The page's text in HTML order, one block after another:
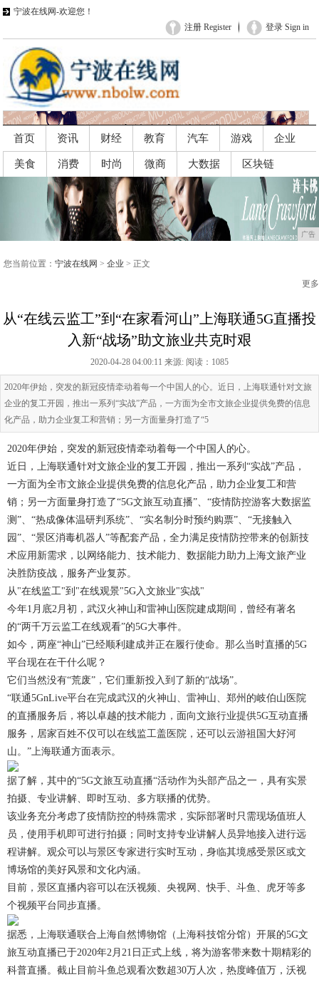
宁波在线网-欢迎您！
登录 Sign in
注册 Register
首页 资讯 财经 教育 汽车 游戏 企业
美食 消费 时尚 微商 大数据 区块链
广告
您当前位置： 宁波在线网 > 企业 > 正文
更多
从“在线云监工”到“在家看河山”上海联通5G直播投
入新“战场”助文旅业共克时艰
2020-04-28 04:00:11 来源: 阅读：1085
2020年伊始，突发的新冠疫情牵动着每一个中国人的心。近日，上海联通针对文旅
企业的复工开园，推出一系列“实战”产品，一方面为全市文旅企业提供免费的信息
化产品，助力企业复工和营销；另一方面量身打造了“5
2020年伊始，突发的新冠疫情牵动着每一个中国人的心。
近日，上海联通针对文旅企业的复工开园，推出一系列“实战”产品，
一方面为全市文旅企业提供免费的信息化产品，助力企业复工和营
销；另一方面量身打造了“5G文旅互动直播”、“疫情防控游客大数据监
测”、“热成像体温研判系统”、“实名制分时预约购票”、“无接触入
园”、“景区消毒机器人”等配套产品，全力满足疫情防控带来的创新技
术应用新需求，以网络能力、技术能力、数据能力助力上海文旅产业
决胜防疫战，服务产业复苏。
从"在线监工"到"在线观景"5G入文旅业"实战"
今年1月底2月初，武汉火神山和雷神山医院建成期间，曾经有著名
的“两千万云监工在线观看”的5G大事件。
如今，两座“神山”已经顺利建成并正在履行使命。那么当时直播的5G
平台现在在干什么呢？
它们当然没有“荒废”，它们重新投入到了新的“战场”。
“联通5GnLive平台在完成武汉的火神山、雷神山、郑州的岐伯山医院
的直播服务后，将以卓越的技术能力，面向文旅行业提供5G互动直播
服务，居家百姓不仅可以在线监工盖医院，还可以云游祖国大好河
山。”上海联通方面表示。
据了解，其中的“5G文旅互动直播“活动作为头部产品之一，具有实景
拍摄、专业讲解、即时互动、多方联播的优势。
该业务充分考虑了疫情防控的特殊需求，实际部署时只需现场值班人
员，使用手机即可进行拍摄；同时支持专业讲解人员异地接入进行远
程讲解。观众可以与景区专家进行实时互动，身临其境感受景区或文
博场馆的美好风景和文化内涵。
目前，景区直播内容可以在沃视频、央视网、快手、斗鱼、虎牙等多
个视频平台同步直播。
据悉，上海联通联合上海自然博物馆（上海科技馆分馆）开展的5G文
旅互动直播已于2020年2月21日正式上线，将为游客带来数十期精彩的
科普直播。截止目前斗鱼总观看次数超30万人次，热度峰值万，沃视